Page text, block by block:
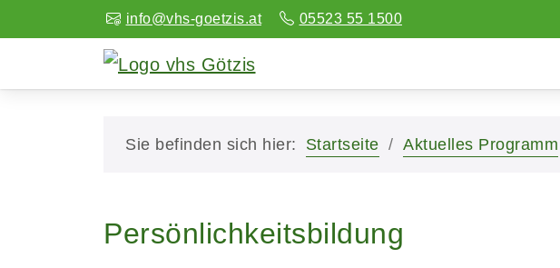
info@vhs-goetzis.at 05523 55 1500
Sie befinden sich hier: Startseite Aktuelles Programm
Persönlichkeitsbildung